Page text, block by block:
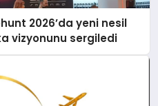
2026’da yeni nesil
vizyonunu sergiledi